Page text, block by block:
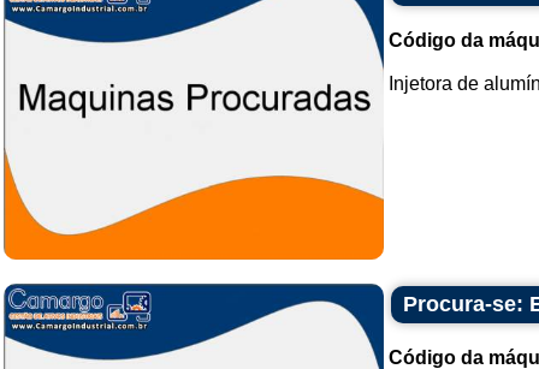
Código da
Injetora de
Procura-se:
Código da